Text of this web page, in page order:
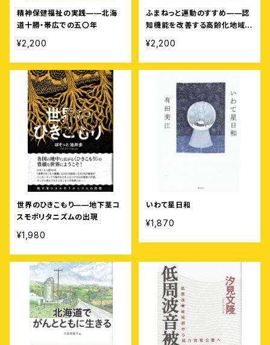
精神保健福祉の実践——北海
道十勝・帯広での五〇年
¥2,200
ふまねっと運動のすすめ——認
知機能を改善する高齢化地域の
¥2,200
世界のひきこもり——地下茎コ
スモポリタニズムの出現
¥1,980
いわて星日和
¥1,870